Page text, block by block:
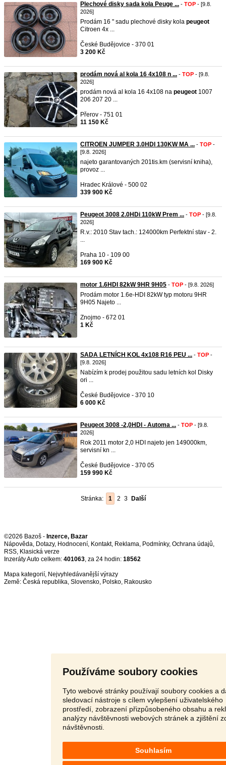
Používáme soubory cookies
Tyto webové stránky používají soubory cookies a
sledovací nástroje s cílem vylepšení uživatelského
prostředí, zobrazení přizpůsobeného obsahu a
analýzy návštěvnosti webových stránek a zjištění
návštěvnosti.
Souhlasím
Plechové disky sada kola Peuge ... - TOP - [9.8.
2026]
Prodám 16 " sadu plechové disky kola peugeot
Citroen 4x ...
České Budějovice - 370 01
3 200 Kč
prodám nová al kola 16 4x108 n ... - TOP - [9.8.
2026]
prodám nová al kola 16 4x108 na peugeot 1007
206 207 20 ...
Přerov - 751 01
11 150 Kč
CITROEN JUMPER 3.0HDI 130KW MA ... - TOP -
[9.8. 2026]
najeto garantovaných 201tis.km (servisní kniha),
provoz ...
Hradec Králové - 500 02
339 900 Kč
Peugeot 3008 2.0HDi 110kW Prem ... - TOP - [9.8.
2026]
R.v.: 2010 Stav tach.: 124000km Perfektní stav - 2.
...
Praha 10 - 109 00
169 900 Kč
motor 1.6HDI 82kW 9HR 9H05 - TOP - [9.8. 2026]
Prodám motor 1.6e-HDI 82kW typ motoru 9HR
9H05 Najeto ...
Znojmo - 672 01
1 Kč
SADA LETNÍCH KOL 4x108 R16 PEU ... - TOP -
[9.8. 2026]
Nabízím k prodej použitou sadu letních kol Disky
ori ...
České Budějovice - 370 10
6 000 Kč
Peugeot 3008 -2,0HDI - Automa ... - TOP - [9.8.
2026]
Rok 2011 motor 2,0 HDI najeto jen 149000km,
servisní kn ...
České Budějovice - 370 05
159 990 Kč
Stránka: 1 2 3 Další
©2026 Bazoš - Inzerce, Bazar
Nápověda, Dotazy, Hodnocení, Kontakt, Reklama, Podmínky, Ochrana údajů,
RSS,
Inzeráty Auto celkem: 401063, za 24 hodin: 18562
Mapa kategorií, Nejvyhledávanější výrazy
Země: Česká republika, Slovensko, Polsko, Rakousko